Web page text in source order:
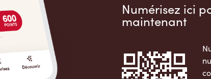
Numérisez ici
maintenant